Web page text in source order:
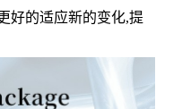
好的适应新的变化,提